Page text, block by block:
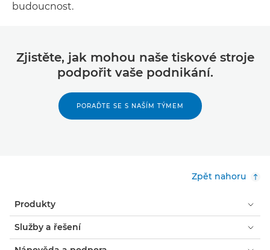
budoucnost.
Zjistěte, jak mohou naše tiskové stroje
podpořit vaše podnikání.
PORAĎTE SE S NAŠÍM TÝMEM
Zpět nahoru
Produkty
Služby a řešení